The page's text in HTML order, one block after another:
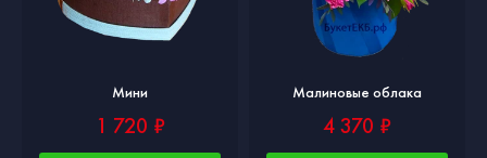
Мини
1 720 ₽
Малиновые облака
4 370 ₽